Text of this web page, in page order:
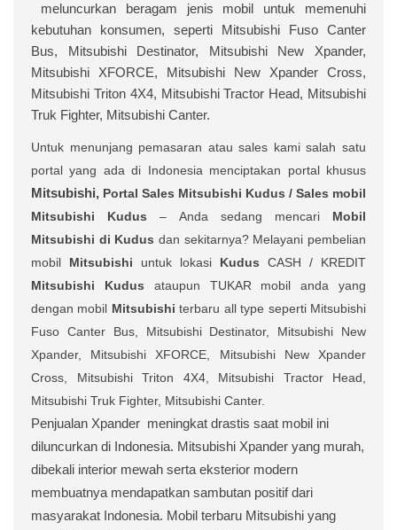
meluncurkan beragam jenis mobil untuk memenuhi
kebutuhan konsumen, seperti Mitsubishi Fuso Canter
Bus, Mitsubishi Destinator, Mitsubishi New Xpander,
Mitsubishi XFORCE, Mitsubishi New Xpander Cross,
Mitsubishi Triton 4X4, Mitsubishi Tractor Head, Mitsubishi
Truk Fighter, Mitsubishi Canter.
Untuk menunjang pemasaran atau sales kami salah satu
portal yang ada di Indonesia menciptakan portal khusus
Mitsubishi, Portal Sales Mitsubishi Kudus / Sales mobil
Mitsubishi Kudus
– Anda sedang mencari Mobil
Mitsubishi di Kudus dan sekitarnya? Melayani pembelian
mobil Mitsubishi untuk lokasi Kudus CASH / KREDIT
Mitsubishi Kudus ataupun TUKAR mobil anda yang
dengan mobil Mitsubishi terbaru all type seperti Mitsubishi
Fuso Canter Bus, Mitsubishi Destinator, Mitsubishi New
Xpander, Mitsubishi XFORCE, Mitsubishi New Xpander
Cross, Mitsubishi Triton 4X4, Mitsubishi Tractor Head,
Mitsubishi Truk Fighter, Mitsubishi Canter.
Penjualan Xpander meningkat drastis saat mobil ini
diluncurkan di Indonesia. Mitsubishi Xpander yang murah,
dibekali interior mewah serta eksterior modern
membuatnya mendapatkan sambutan positif dari
masyarakat Indonesia. Mobil terbaru Mitsubishi yang